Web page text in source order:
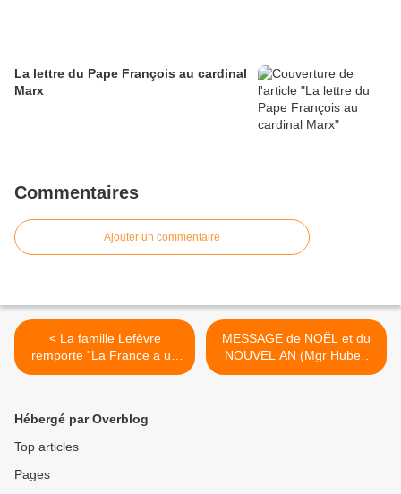
La lettre du Pape François au cardinal
Marx
Commentaires
Ajouter un commentaire
< La famille Lefèvre
remporte "La France a un
incroyable talent" !
MESSAGE de NOËL et du
NOUVEL AN (Mgr Hubert
Herbreteau) >
Hébergé par Overblog
Top articles
Pages